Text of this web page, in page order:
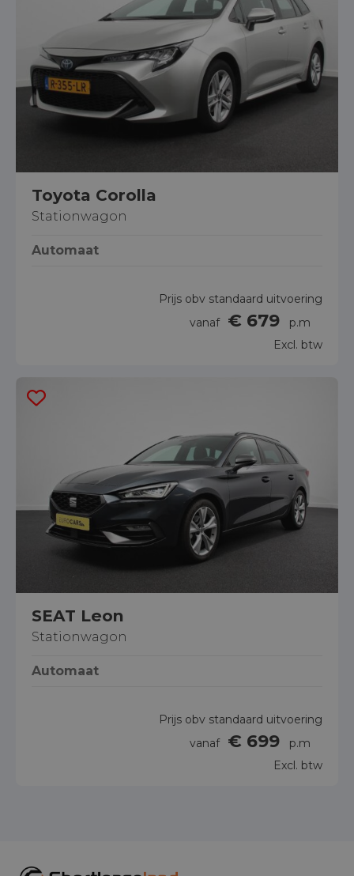
Toyota Corolla
Stationwagon
Automaat
Prijs obv standaard uitvoering
vanaf € 679
p.m
Excl. btw
SEAT Leon
Stationwagon
Automaat
Prijs obv standaard uitvoering
vanaf € 699
p.m
Excl. btw